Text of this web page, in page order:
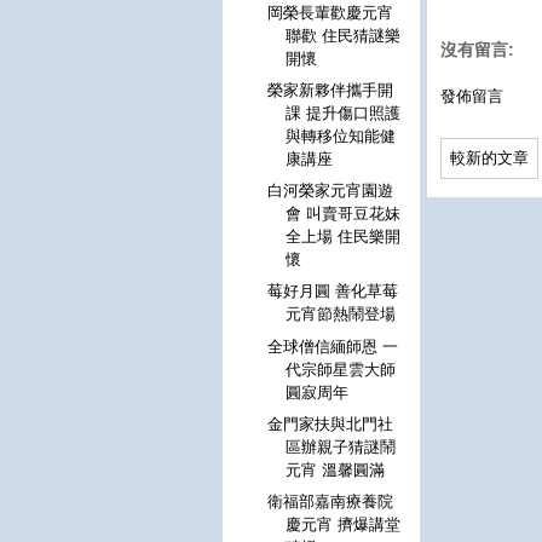
沒有留言:
發佈留言
較新的文章
岡榮長輩歡慶元宵
聯歡 住民猜謎樂
開懷
榮家新夥伴攜手開
課 提升傷口照護
與轉移位知能健
康講座
白河榮家元宵園遊
會 叫賣哥豆花妹
全上場 住民樂開
懷
莓好月圓 善化草莓
元宵節熱鬧登場
全球僧信緬師恩 一
代宗師星雲大師
圓寂周年
金門家扶與北門社
區辦親子猜謎鬧
元宵 溫馨圓滿
衛福部嘉南療養院
慶元宵 擠爆講堂